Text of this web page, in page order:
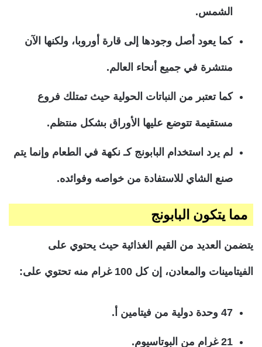
الشمس.
كما يعود أصل وجودها إلى قارة أوروبا، ولكنها الآن
منتشرة في جميع أنحاء العالم.
كما تعتبر من النباتات الحولية حيث تمتلك فروع
مستقيمة تتوضع عليها الأوراق بشكل منتظم.
لم يرد استخدام البابونج كـ نكهة في الطعام وإنما يتم
صنع الشاي للاستفادة من خواصه وفوائده.
مما يتكون البابونج
يتضمن العديد من القيم الغذائية حيث يحتوي على
الفيتامينات والمعادن، إن كل 100 غرام منه تحتوي على:
47 وحدة دولية من فيتامين أ.
21 غرام من البوتاسيوم.